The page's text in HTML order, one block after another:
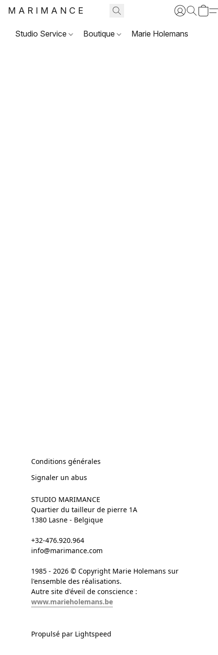
MARIMANCE
Studio Service Boutique Marie Holemans
Conditions générales
Signaler un abus
STUDIO MARIMANCE
Quartier du tailleur de pierre 1A
1380 Lasne - Belgique
+32-476.920.964
info@marimance.com
1985 - 2026 © Copyright Marie Holemans sur
l'ensemble des réalisations.
Autre site d'éveil de conscience :
www.marieholemans.be
Propulsé par Lightspeed